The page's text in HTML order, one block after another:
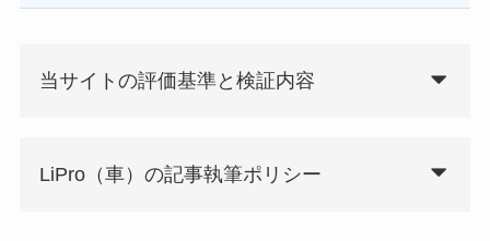
当サイトの評価基準と検証内容
LiPro（車）の記事執筆ポリシー